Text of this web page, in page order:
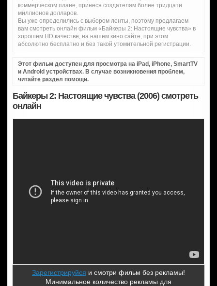
коммерческом плане, принеся создателям более тридцати
миллионов долларов.
Вы уже определились с выбором ленты, поэтому предлагаем
вам смотреть онлайн фильм «Байкеры 2: Настоящие чувства» в
хорошем HD качестве, на нашем кино сайте, при этом
абсолютно бесплатно и без такой утомительной регистрации.
Этот фильм доступен для просмотра на iPad, iPhone, SmartTV
и Android устройствах. В случае возникновения проблем,
читайте раздел помощи.
Байкеры 2: Настоящие чувства (2006) смотреть
онлайн
Зарегистрируйся и смотри фильм без рекламы!
Минимальное количество рекламы для